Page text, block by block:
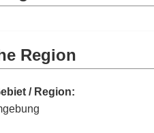
Region
/ Region: